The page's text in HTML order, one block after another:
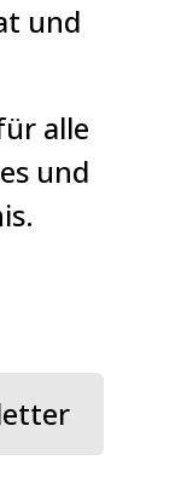
und
alle
und